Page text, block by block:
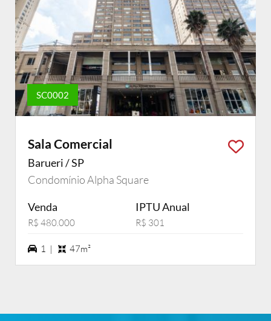
SC0002
Sala Comercial
Barueri / SP
Condomínio Alpha Square
Venda
R$ 480.000
IPTU Anual
R$ 301
1 vagas na garagem
1 | 47m²